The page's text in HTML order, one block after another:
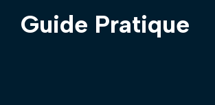
Guide Pratique